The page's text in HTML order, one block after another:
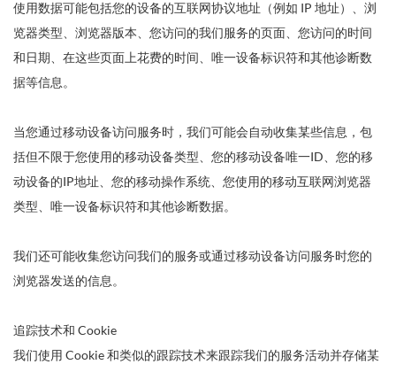
使用数据可能包括您的设备的互联网协议地址（例如 IP 地址）、浏
览器类型、浏览器版本、您访问的我们服务的页面、您访问的时间
和日期、在这些页面上花费的时间、唯一设备标识符和其他诊断数
据等信息。
当您通过移动设备访问服务时，我们可能会自动收集某些信息，包
括但不限于您使用的移动设备类型、您的移动设备唯一ID、您的移
动设备的IP地址、您的移动操作系统、您使用的移动互联网浏览器
类型、唯一设备标识符和其他诊断数据。
我们还可能收集您访问我们的服务或通过移动设备访问服务时您的
浏览器发送的信息。
追踪技术和 Cookie
我们使用 Cookie 和类似的跟踪技术来跟踪我们的服务活动并存储某